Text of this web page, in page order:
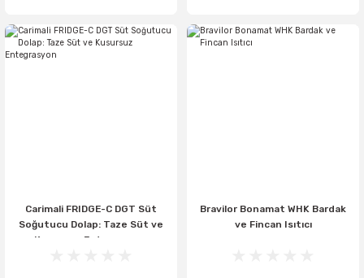
Carimali FRIDGE-C DGT Süt
Soğutucu Dolap: Taze Süt ve
Kusursuz Entegrasyon
Bravilor Bonamat WHK Bardak
ve Fincan Isıtıcı